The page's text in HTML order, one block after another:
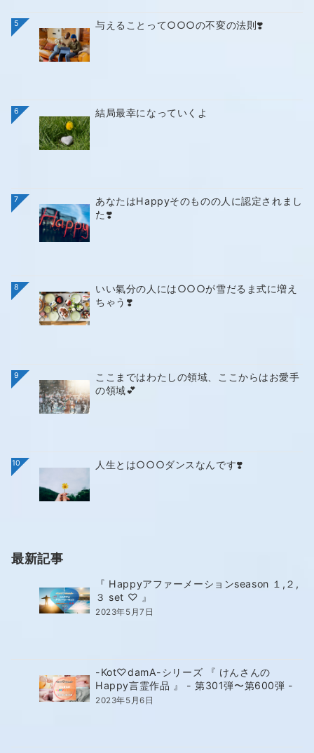
5 与えることって○○○の不変の法則❣️
6 結局最幸になっていくよ
7
あなたはHappyそのものの人に認定されまし
た❣️
8
いい氣分の人には○○○が雪だるま式に増え
ちゃう❣️
9
ここまではわたしの領域、ここからはお愛手
の領域💕
10 人生とは○○○ダンスなんです❣️
最新記事
『 Happyアファーメーションseason １,２,
３ set ♡ 』
2023年5月7日
-Kot♡damA-シリーズ 『 けんさんの
Happy言霊作品 』 - 第301弾〜第600弾 -
2023年5月6日